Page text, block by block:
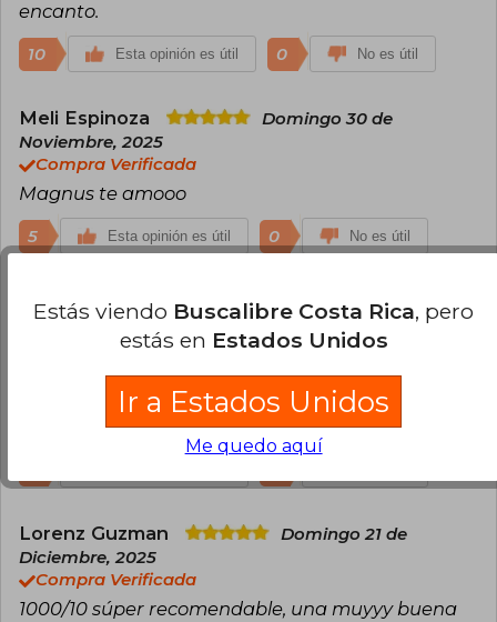
encanto.
10 Esta opinión es útil 0 No es útil
Meli Espinoza
Domingo 30 de
Noviembre, 2025
Compra Verificada
Magnus te amooo
5 Esta opinión es útil 0 No es útil
Veronica Baeza Barria
Jueves 18 de
Diciembre, 2025
Compra Verificada
Me encanta esta autora, espere con muchas
ancias a que estrenaran este libro en físico. valio
la pena mi espera.
Lorenz Guzman
Domingo 21 de
Diciembre, 2025
Compra Verificada
1000/10 súper recomendable, una muyyy buena
Estás viendo Buscalibre Costa Rica, pero
estás en Estados Unidos
Ir a Estados Unidos
Me quedo aquí